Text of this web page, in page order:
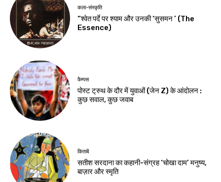
कला-संस्कृति
“श्वेत पर्दे पर श्याम और उनकी ‘सुसमन ’ (The
Essence)
कैम्पस
पोस्ट ट्रुथ के दौर में युवाओं (जेन Z) के आंदोलन :
कुछ सवाल, कुछ जवाब
किताबें
सतीश सरदाना का कहानी-संग्रह ‘चोखा दाम’ मनुष्य,
बाज़ार और स्मृति